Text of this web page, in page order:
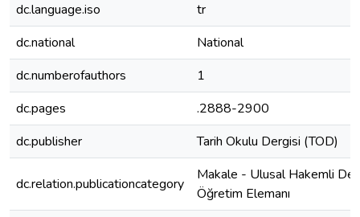
dc.language.iso
tr
dc.national
National
dc.numberofauthors
1
dc.pages
.2888-2900
dc.publisher
Tarih Okulu Dergisi (TOD)
dc.relation.publicationcategory
Makale - Ulusal Hakemli
Öğretim Elemanı